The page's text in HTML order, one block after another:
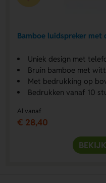
Bamboe luidspreker met
Uniek design met
Bruin bamboe met
Met bedrukking op
Bedrukken vanaf 10
Al vanaf
€ 28,40